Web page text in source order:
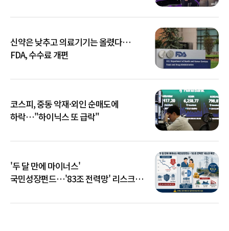
신약은 낮추고 의료기기는 올렸다…
FDA, 수수료 개편
코스피, 중동 악재·외인 순매도에
하락…"하이닉스 또 급락"
'두 달 만에 마이너스'
국민성장펀드…'83조 전력망' 리스크